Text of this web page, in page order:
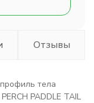
Отзывы
тела
PADDLE TAIL